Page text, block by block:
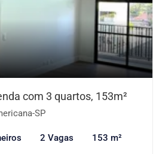
com 3 quartos, 153m²
SP
2 Vagas 153 m²